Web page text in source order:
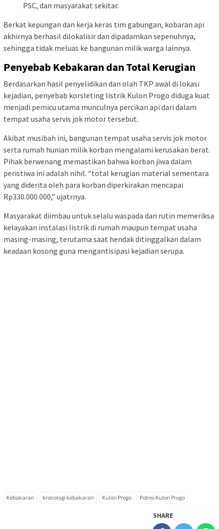
PSC, dan masyarakat sekitar.
Berkat kepungan dan kerja keras tim gabungan, kobaran api
akhirnya berhasil dilokalisir dan dipadamkan sepenuhnya,
sehingga tidak meluas ke bangunan milik warga lainnya.
Penyebab Kebakaran dan Total Kerugian
Berdasarkan hasil penyelidikan dan olah TKP awal di lokasi
kejadian, penyebab korsleting listrik Kulon Progo diduga kuat
menjadi pemicu utama munculnya percikan api dari dalam
tempat usaha servis jok motor tersebut.
Akibat musibah ini, bangunan tempat usaha servis jok motor
serta rumah hunian milik korban mengalami kerusakan berat.
Pihak berwenang memastikan bahwa korban jiwa dalam
peristiwa ini adalah nihil. “total kerugian material sementara
yang diderita oleh para korban diperkirakan mencapai
Rp330.000.000,” ujatrnya.
Masyarakat diimbau untuk selalu waspada dan rutin memeriksa
kelayakan instalasi listrik di rumah maupun tempat usaha
masing-masing, terutama saat hendak ditinggalkan dalam
keadaan kosong guna mengantisipasi kejadian serupa.
Kebakaran kronologi kebakaran Kulon Progo Polres Kulon Progo
SHARE